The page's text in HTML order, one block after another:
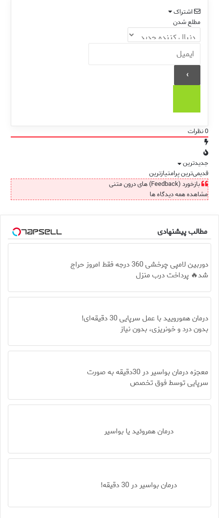
اشتراک
مطلع شدن
0نظرات
جدیدترین
قدیمی‌ترینپرامتیازترین
بازخورد (Feedback) های درون متنی
مشاهده همه دیدگاه ها
مطالب پیشنهادی
دوربین لامپی چرخشی 360 درجه فقط امروز حراج
شد🔥 پرداخت درب منزل
درمان همورویید با عمل سرپایی 30 دقیقه‌ای!
بدون درد و خونریزی، بدون نیاز
معجزه درمان بواسیر در 30دقیقه به صورت
سرپایی توسط فوق تخصص
درمان همروئید یا بواسیر
درمان بواسیر در 30 دقیقه!